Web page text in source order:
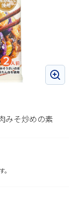
みそ炒めの素
。